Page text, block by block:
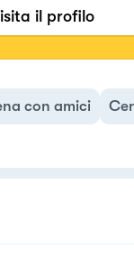
il profilo
con amici